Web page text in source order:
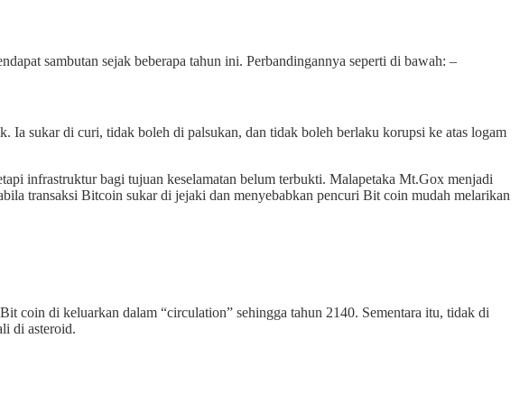
sambutan sejak beberapa tahun ini. Perbandingannya seperti di bawah: –
Ia sukar di curi, tidak boleh di palsukan, dan tidak boleh berlaku korupsi ke atas logam
infrastruktur bagi tujuan keselamatan belum terbukti. Malapetaka Mt.Gox menjadi
transaksi Bitcoin sukar di jejaki dan menyebabkan pencuri Bit coin mudah melarikan
coin di keluarkan dalam “circulation” sehingga tahun 2140. Sementara itu, tidak di
di asteroid.